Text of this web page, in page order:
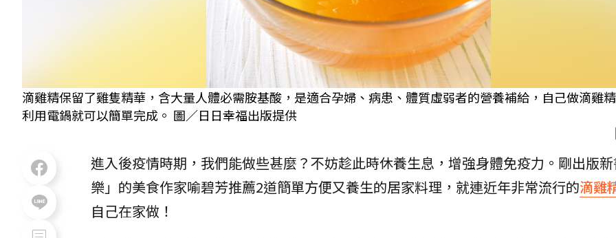
滴雞精保留了雞隻精華，含大量人體必需胺基酸，是適合孕婦、病患、體質虛弱者的營養補給，自己做滴雞
利用電鍋就可以簡單完成。 圖／日日幸福出版提供
進入後疫情時期，我們能做些甚麼？不妨趁此時休養生息，增強身體免疫力。剛出版
樂」的美食作家喻碧芳推薦2道簡單方便又養生的居家料理，就連近年非常流行的滴雞
自己在家做！